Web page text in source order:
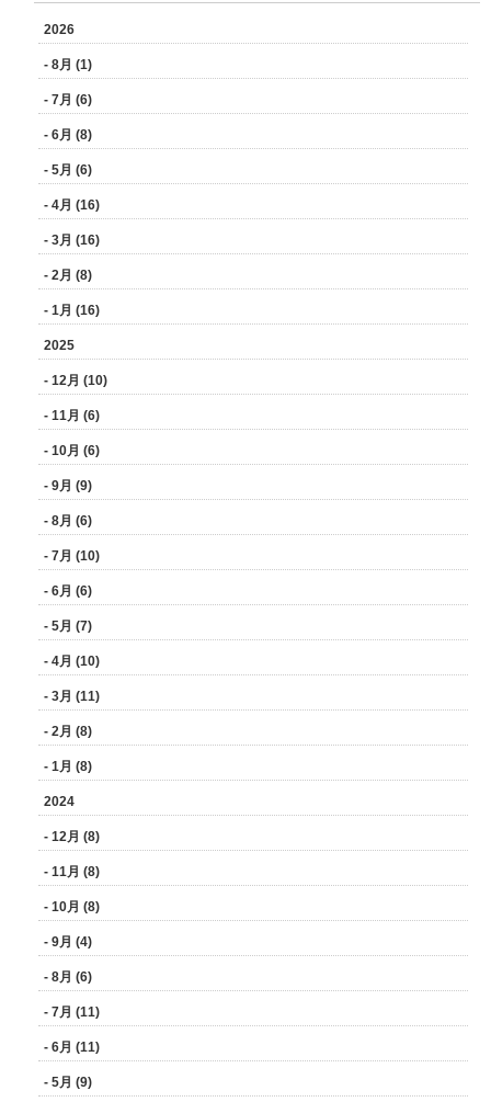
2026
- 8月 (1)
- 7月 (6)
- 6月 (8)
- 5月 (6)
- 4月 (16)
- 3月 (16)
- 2月 (8)
- 1月 (16)
2025
- 12月 (10)
- 11月 (6)
- 10月 (6)
- 9月 (9)
- 8月 (6)
- 7月 (10)
- 6月 (6)
- 5月 (7)
- 4月 (10)
- 3月 (11)
- 2月 (8)
- 1月 (8)
2024
- 12月 (8)
- 11月 (8)
- 10月 (8)
- 9月 (4)
- 8月 (6)
- 7月 (11)
- 6月 (11)
- 5月 (9)